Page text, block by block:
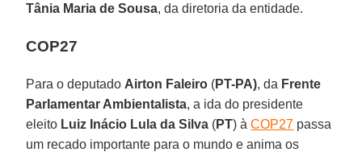
Tânia Maria de Sousa, da diretoria da entidade.
COP27
Para o deputado Airton Faleiro (PT-PA), da Frente
Parlamentar Ambientalista, a ida do presidente
eleito Luiz Inácio Lula da Silva (PT) àCOP27 passa
um recado importante para o mundo e anima os